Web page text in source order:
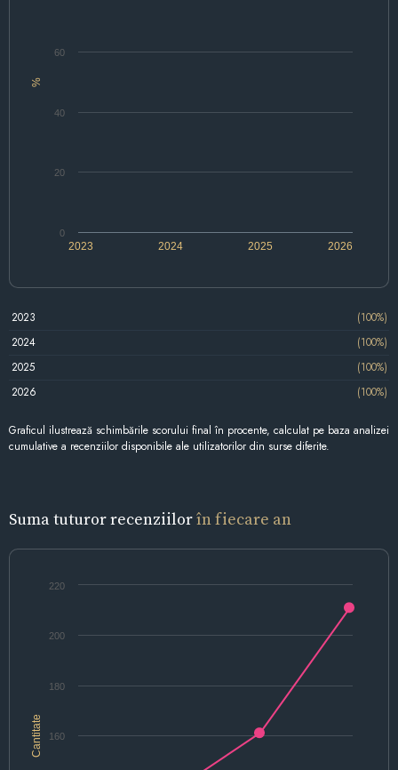
%
2024 2026
2023 2025
0
20
40
60
2023
(100%)
2024
(100%)
2025
(100%)
2026
(100%)
Graficul ilustrează schimbările scorului final în procente, calculat pe baza analizei
cumulative a recenziilor disponibile ale utilizatorilor din surse diferite.
Suma tuturor recenziilorîn fiecare an
Cantitate 160
180
200
220